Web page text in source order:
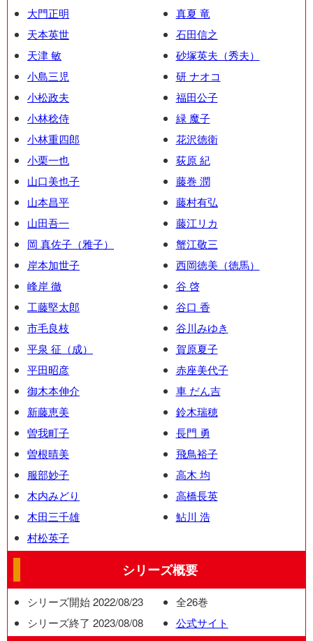
大門正明
天本英世
天津 敏
小島三児
小松政夫
小林稔侍
小林重四郎
小栗一也
山口美也子
山本昌平
山田吾一
岡 真佐子（雅子）
岸本加世子
峰岸 徹
工藤堅太郎
市毛良枝
平泉 征（成）
平田昭彦
御木本伸介
新藤恵美
曽我町子
曽根晴美
服部妙子
木内みどり
木田三千雄
村松英子
真夏 竜
石田信之
砂塚英夫（秀夫）
研 ナオコ
福田公子
緑 魔子
花沢徳衛
荻原 紀
藤巻 潤
藤村有弘
藤江リカ
蟹江敬三
西岡徳美（徳馬）
谷 啓
谷口 香
谷川みゆき
賀原夏子
赤座美代子
車 だん吉
鈴木瑞穂
長門 勇
飛鳥裕子
高木 均
高橋長英
鮎川 浩
シリーズ概要
シリーズ開始 2022/08/23
シリーズ終了 2023/08/08
全26巻
公式サイト